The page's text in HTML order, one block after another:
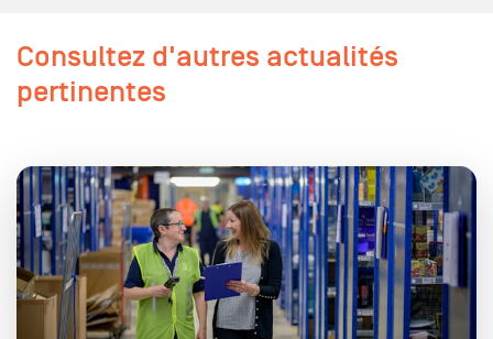
Consultez d'autres actualités
pertinentes